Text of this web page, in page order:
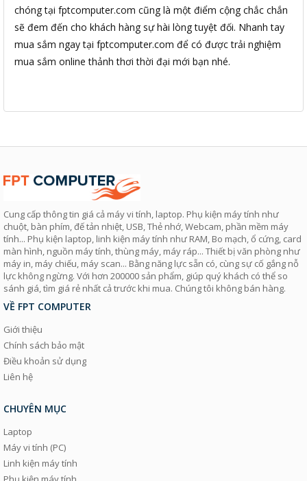
chóng tại fptcomputer.com cũng là một điểm cộng chắc chắn
sẽ đem đến cho khách hàng sự hài lòng tuyệt đối. Nhanh tay
mua sắm ngay tại fptcomputer.com để có được trải nghiệm
mua sắm online thảnh thơi thời đại mới bạn nhé.
Cung cấp thông tin giá cả máy vi tính, laptop. Phụ kiện máy tính như
chuột, bàn phím, đế tản nhiệt, USB, Thẻ nhớ, Webcam, phần mềm máy
tính... Phụ kiện laptop, linh kiện máy tính như RAM, Bo mạch, ổ cứng, card
màn hình, nguồn máy tính, thùng máy, máy ráp... Thiết bị văn phòng như
máy in, máy chiếu, máy scan... Bằng năng lực sẵn có, cùng sự cố gắng nỗ
lực không ngừng. Với hơn 200000 sản phẩm, giúp quý khách có thể so
sánh giá, tìm giá rẻ nhất cả trước khi mua. Chúng tôi không bán hàng.
VỀ FPT COMPUTER
Giới thiệu
Chính sách bảo mật
Điều khoản sử dụng
Liên hệ
CHUYÊN MỤC
Laptop
Máy vi tính (PC)
Linh kiện máy tính